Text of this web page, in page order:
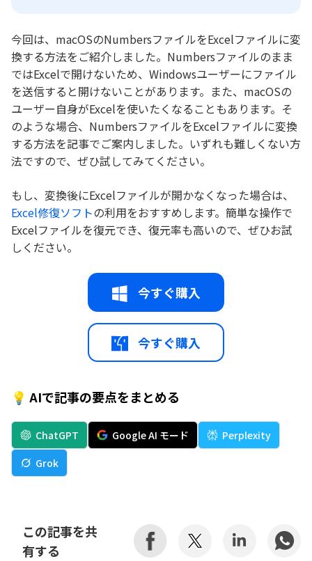
今回は、macOSのNumbersファイルをExcelファイルに変
換する方法をご紹介しました。Numbersファイルのまま
ではExcelで開けないため、Windowsユーザーにファイル
を送信すると開けないことがあります。また、macOSの
ユーザー自身がExcelを使いたくなることもあります。そ
のような場合、NumbersファイルをExcelファイルに変換
する方法を記事でご案内しました。いずれも難しくない方
法ですので、ぜひ試してみてください。
もし、変換後にExcelファイルが開かなくなった場合は、
Excel修復ソフトの利用をおすすめします。簡単な操作で
Excelファイルを復元でき、復元率も高いので、ぜひお試
しください。
今すぐ購入
今すぐ購入
💡 AIで記事の要点をまとめる
ChatGPT Google AI モード
Perplexity
Grok
この記事を共
有する